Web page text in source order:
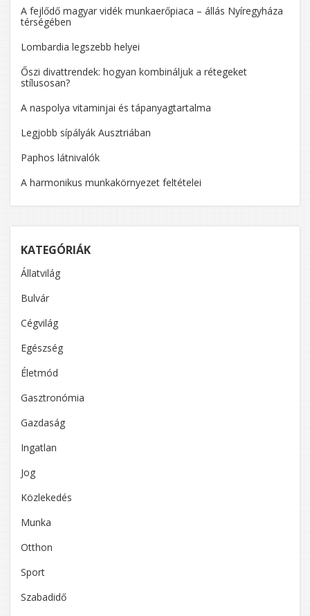
A fejlődő magyar vidék munkaerőpiaca – állás Nyíregyháza
térségében
Lombardia legszebb helyei
Őszi divattrendek: hogyan kombináljuk a rétegeket
stílusosan?
A naspolya vitaminjai és tápanyagtartalma
Legjobb sípályák Ausztriában
Paphos látnivalók
A harmonikus munkakörnyezet feltételei
KATEGÓRIÁK
Állatvilág
Bulvár
Cégvilág
Egészség
Életmód
Gasztronómia
Gazdaság
Ingatlan
Jog
Közlekedés
Munka
Otthon
Sport
Szabadidő